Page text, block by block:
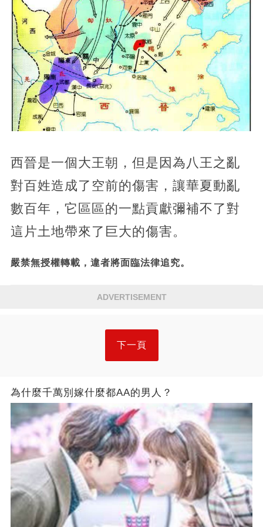
西晉是一個大王朝，但是因為八王之亂
對百姓造成了空前的傷害，讓華夏動亂
數百年，它區區的一點貢獻彌補不了對
這片土地帶來了巨大的傷害。
嚴禁無授權轉載，違者將面臨法律追究。
ADVERTISEMENT
下一頁
為什麼千萬別嫁什麼都AA的男人？